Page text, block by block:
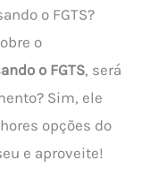
o FGTS?
o
o FGTS, será
Sim, ele
opções do
e aproveite!